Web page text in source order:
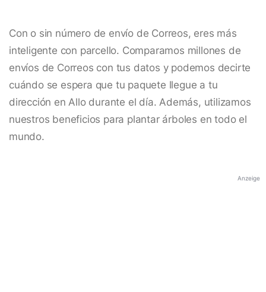
Con o sin número de envío de Correos, eres más
inteligente con parcello. Comparamos millones de
envíos de Correos con tus datos y podemos decirte
cuándo se espera que tu paquete llegue a tu
dirección en Allo durante el día. Además, utilizamos
nuestros beneficios para plantar árboles en todo el
mundo.
Anzeige